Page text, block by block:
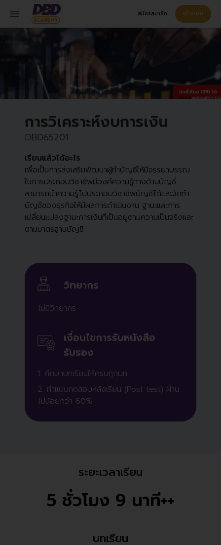
menu สมัครสมาชิก เข้าระบบ
การวิเคราะห์งบการเงิน
DBD65201
เรียนแล้วได้อะไร
เพื่อเป็นการส่งเสริมพัฒนาผู้ทำบัญชีให้มีจรรยาบรรณ
ในการประกอบวิชาชีพมีองค์ความรู้ทางด้านบัญชี
สามารถนำความรู้ไปประกอบวิชาชีพบัญชีได้และจัดทำ
บัญชีของธุรกิจให้มีผลการดำเนินงาน ฐานะและการ
เปลี่ยนแปลงฐานะการเงินที่เป็นอยู่ตามความเป็นจริงและ
ตามมาตรฐานบัญชี
วิทยากร
ไม่มีวิทยากร
เงื่อนไขการรับหนังสือ
รับรอง
1. ศึกษาบทเรียนให้ครบทุกบท
2. ทำแบบทดสอบหลังเรียน (Post test) ผ่าน
ไม่น้อยกว่า 60%
ระยะเวลาเรียน
5 ชั่วโมง 9 นาที++
บทเรียน